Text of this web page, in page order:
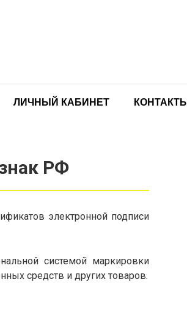
ЛИЧНЫЙ КАБИНЕТ КОНТАКТЫ
РФ
электронной подписи
системой маркировки
средств и других товаров.